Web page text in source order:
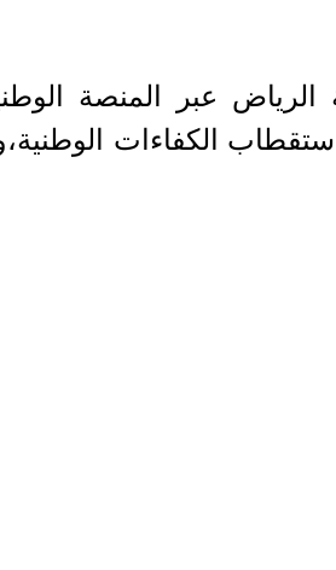
(للجنسين) في مدينة الرياض عبر
الكفاءات